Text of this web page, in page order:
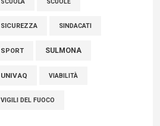
SCUOLA
SICUREZZA SINDACATI
SPORT SULMONA
UNIVAQ VIABILITÀ
VIGILI DEL FUOCO